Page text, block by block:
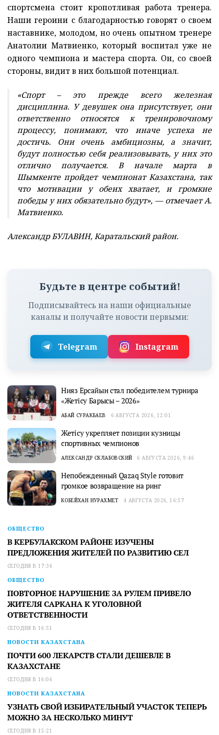
спортсмена стоит кропотливая работа тренера.
Наши героини с благодарностью говорят о своем
наставнике, молодом, но очень опытном тренере
Анатолии Матвиенко, который воспитал уже не
одного чемпиона и мастера спорта. Он, со своей
стороны, видит в них большой потенциал.
«Спорт – это прежде всего железная
дисциплина. У девушек она присутствует, они
ответственно относятся к тренировочному
процессу, понимают, что иначе успеха не
достичь. Они очень амбициозны, а значит,
будут полностью себя реализовывать, у них это
отлично получается. В начале марта в
Шымкенте пройдет чемпионат Казахстана, так
что мотивации у обеих хватает, и громкие
победы у них обязательно будут», — отмечает А.
Матвиенко.
Александр БУЛАВИН, Каратальский район.
Будьте в центре событий!
Подписывайтесь на наши официальные
каналы и получайте новости первыми:
Telegram Instagram
Нияз Ерсайын стал победителем турнира
«Жетісу Барысы – 2026»
АБАЙ СУРАКБАЕВ 6 АВГУСТА 2026, 12:01
Жетісу укрепляет позиции кузницы
спортивных чемпионов
АЛЕКСАНДР СКЛАБОВСКИЙ 6 АВГУСТА 2026, 9:46
Непобежденный Qazaq Style готовит
громкое возвращение на ринг
КОБЕЙХАН НУРАХМЕТ 4 АВГУСТА 2026, 16:57
ОБЩЕСТВО
В КЕРБУЛАКСКОМ РАЙОНЕ ИЗУЧЕНЫ
ПРЕДЛОЖЕНИЯ ЖИТЕЛЕЙ ПО РАЗВИТИЮ СЕЛ
СЕГОДНЯ В 17:36
ОБЩЕСТВО
ПОВТОРНОЕ НАРУШЕНИЕ ЗА РУЛЕМ ПРИВЕЛО
ЖИТЕЛЯ САРКАНА К УГОЛОВНОЙ
ОТВЕТСТВЕННОСТИ
СЕГОДНЯ В 16:51
НОВОСТИ КАЗАХСТАНА
ПОЧТИ 600 ЛЕКАРСТВ СТАЛИ ДЕШЕВЛЕ В
КАЗАХСТАНЕ
СЕГОДНЯ В 16:06
НОВОСТИ КАЗАХСТАНА
УЗНАТЬ СВОЙ ИЗБИРАТЕЛЬНЫЙ УЧАСТОК ТЕПЕРЬ
МОЖНО ЗА НЕСКОЛЬКО МИНУТ
СЕГОДНЯ В 15:21